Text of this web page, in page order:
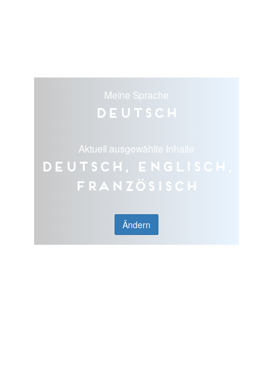
Meine Sprache
Deutsch
Aktuell ausgewählte Inhalte
Deutsch, Englisch,
Französisch
Ändern